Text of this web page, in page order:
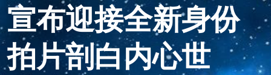
宣布迎接全新身份
拍片剖白内心世